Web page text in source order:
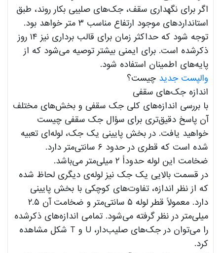
اگر برای نگهداری سقف، جک‌های صلیبی بکار روند، طبق
استانداردهای موجود ارتفاع مناسب ۳ متر خواهد بود.
توجه شود که حداکثر زمان برای قالب برداری نیز ۱۴ روز
ذکرشده است. برای ایمنی بیشتر توصیه می‌شود که از
پایه‌های اطمینان استفاده شود.
والپست جدید چیست؟
اندازه جک‌های سقفی
با بررسی اندازه‌های کلی جک سقفی و بخش‌های مختلف
آن پاسخ دقیق‌تری برای سؤال جک سقفی چیست
خواهید یافت. در بخش پایینی یک جک، لوله‌ای تعبیه
‌شده است که قطری در حدود ۶ سانتی‌متر دارد.
ضخامت این لوله حدوداً ۲ میلی‌متر می‌باشد.
در قسمت بالایی یک جک نیز لوله‌ی دیگری لحاظ شده
که از نظر اندازه، تفاوت‌های کوچکی با بخش پایینی
دارد. معمولاً قطر لوله ۵ سانتی‌متر و ضخامت آن ۲.۵
میلی‌متر در نظر گرفته می‌شود. تمامی اندازه‌های ذکرشده
را می‌توان در جک‌های صلیب‌دار، U و T شکل مشاهده
کرد.